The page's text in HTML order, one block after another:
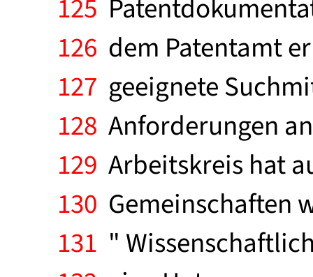
125
126 dem Patentamt
127 geeignete
128 Anforderungen
129 Arbeitskreis hat
130 Gemeinschaften
131 "